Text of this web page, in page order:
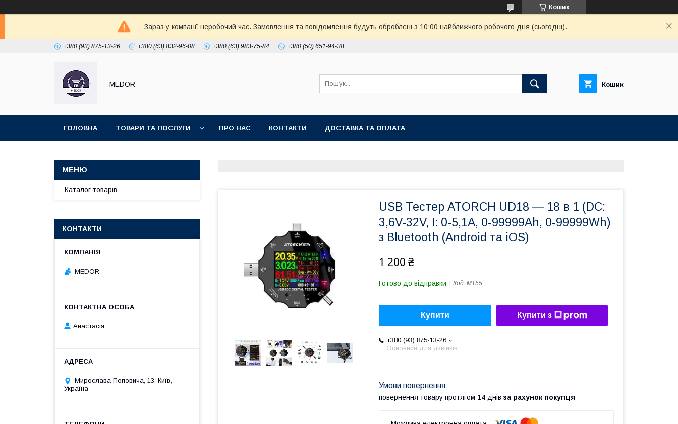
Кошик
Зараз у компанії неробочий час. Замовлення та повідомлення будуть оброблені з 10:00 найближчого робочого дня (сьогодні).
+380 (93) 875-13-26 +380 (63) 832-96-08 +380 (63) 983-75-84 +380 (50) 651-94-38
MEDOR Кошик
ГОЛОВНА ТОВАРИ ТА ПОСЛУГИ ПРО НАС КОНТАКТИ ДОСТАВКА ТА ОПЛАТА
USB Тестер ATORCH UD18 — 18 в 1 (DC:
3,6V-32V, I: 0-5,1A, 0-99999Ah, 0-99999Wh)
з Bluetooth (Android та iOS)
1 200 ₴
Готово до відправки Код: M155
Купити Купити з
+380 (93) 875-13-26
Основний для дзвінків
повернення товару протягом 14 днів за рахунок покупця
Каталог товарів
КОНТАКТИ
MEDOR
Анастасія
Мирослава Поповича, 13, Київ,
Україна